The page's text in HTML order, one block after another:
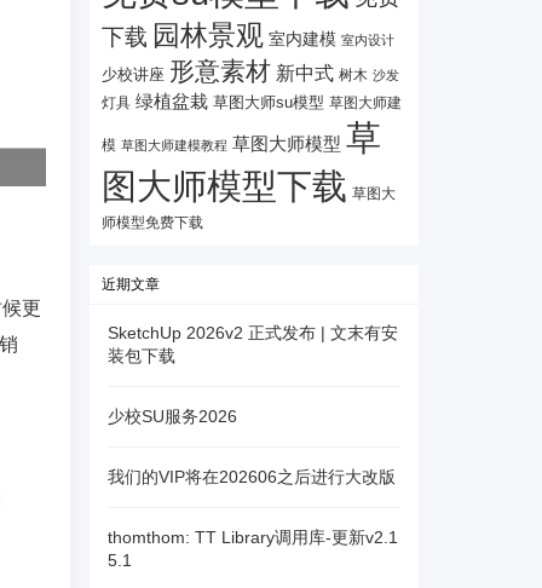
更
下载 园林景观 室内建模 室内设计
少校讲座 形意素材 新中式 树木 沙发
灯具 绿植盆栽 草图大师su模型 草图大师建
模 草图大师建模教程 草图大师模型 草
图大师模型下载 草图大
师模型免费下载
近期文章
SketchUp 2026v2 正式发布 | 文末有安
装包下载
少校SU服务2026
我们的VIP将在202606之后进行大改版
thomthom: TT Library调用库-更新v2.1
5.1